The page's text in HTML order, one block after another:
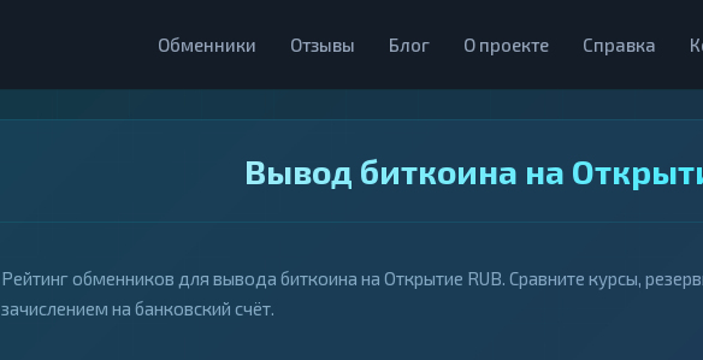
Обменники Отзывы Блог О проекте Справка
Вывод биткоина на
Рейтинг обменников для вывода биткоина на Открытие RUB. Сравните курсы,
зачислением на банковский счёт.